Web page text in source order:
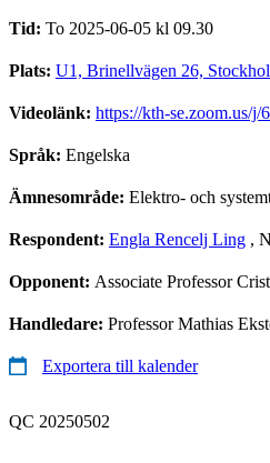
Tid: To 2025-06-05 kl 09.30
Plats: U1, Brinellvägen 26,
Videolänk: https://kth-se.zoom.us/j/
Språk: Engelska
Ämnesområde: Elektro- och
Respondent: Engla Rencelj Ling ,
Opponent: Associate Professor
Handledare: Professor Mathias
Exportera till kalender
QC 20250502